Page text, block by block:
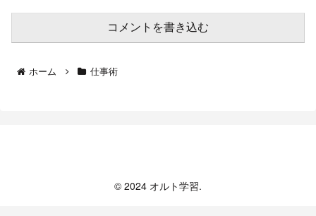
コメントを書き込む
ホーム 仕事術
© 2024 オルト学習.